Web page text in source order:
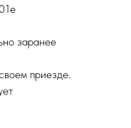
заранее
приезде.